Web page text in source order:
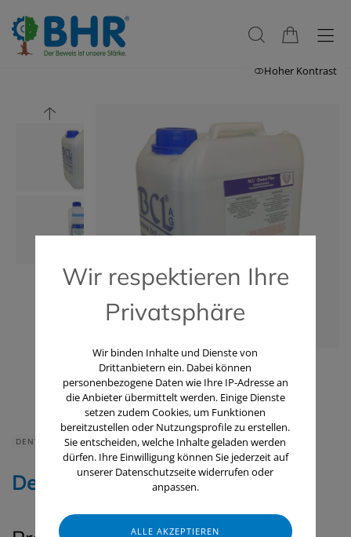
Hoher Kontrast
DENTALTECHNIK
Dental-Plus (Hochkonzentrat)
Wir respektieren Ihre
Privatsphäre
Wir binden Inhalte und Dienste von
Drittanbietern ein. Dabei können
personenbezogene Daten wie Ihre IP-Adresse an
die Anbieter übermittelt werden. Einige Dienste
setzen zudem Cookies, um Funktionen
bereitzustellen oder Nutzungsprofile zu erstellen.
Sie entscheiden, welche Inhalte geladen werden
dürfen. Ihre Einwilligung können Sie jederzeit auf
unserer Datenschutzseite widerrufen oder
anpassen.